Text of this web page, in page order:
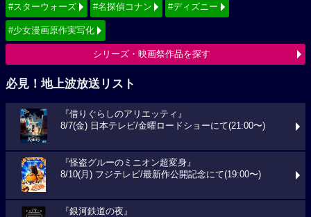
#スターウォーズ #名探偵コナン #ディズニー
#少女漫画原作実写化
シリーズ・映画祭作品を探す
必見！地上波放送リスト
『借りぐらしのアリエッティ』
8/7(金) 日本テレビ/金曜ロードショーにて(21:00〜)
『怪盗グルーのミニオン超変身』
8/10(月) フジテレビ/最新作公開記念にて(19:00〜)
『銀河鉄道の夜』